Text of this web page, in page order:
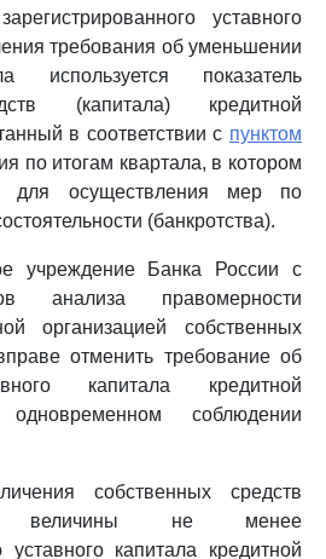
уставного
требования об уменьшении
используется показатель
(капитала) кредитной
в соответствии с пунктом
по итогам квартала, в котором
для осуществления мер по
(банкротства).
учреждение Банка России с
анализа правомерности
организацией собственных
отменить требование об
капитала кредитной
соблюдении
собственных средств
величины не менее
уставного капитала кредитной